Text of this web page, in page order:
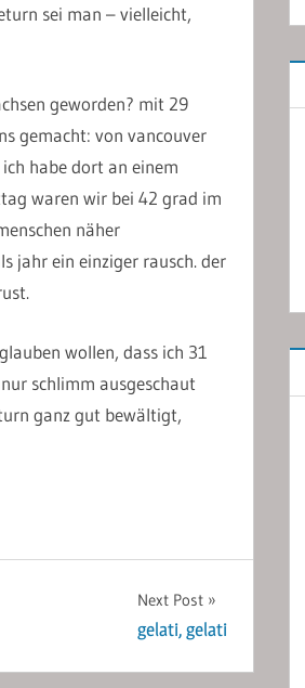
sei man – vielleicht,
geworden? mit 29
gemacht: von vancouver
habe dort an einem
waren wir bei 42 grad im
näher
jahr ein einziger rausch. der
wollen, dass ich 31
schlimm ausgeschaut
ganz gut bewältigt,
Next Post
gelati, gelati